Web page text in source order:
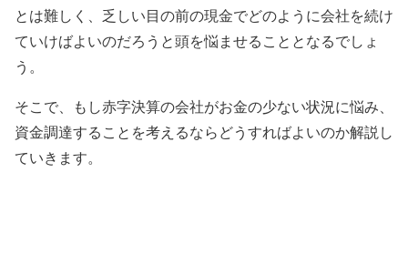
とは難しく、乏しい目の前の現金でどのように会社を続け
ていけばよいのだろうと頭を悩ませることとなるでしょ
う。
そこで、もし赤字決算の会社がお金の少ない状況に悩み、
資金調達することを考えるならどうすればよいのか解説し
ていきます。